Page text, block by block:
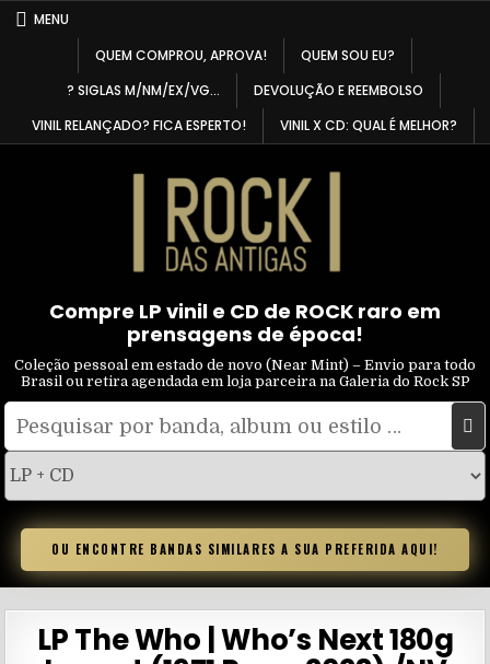
SkipMENU
QUEM COMPROU, APROVA!
QUEM SOU EU?
? SIGLAS M/NM/EX/VG…
DEVOLUÇÃO E REEMBOLSO
VINIL RELANÇADO? FICA ESPERTO!
VINIL X CD: QUAL É MELHOR?
Compre LP vinil e CD de ROCK raro em
prensagens de época!
Coleção pessoal em estado de novo (Near Mint) – Envio para todo
Brasil ou retira agendada em loja parceira na Galeria do Rock SP
Pesquisar
tipo
OU ENCONTRE BANDAS SIMILARES A SUA PREFERIDA AQUI!
LP The Who | Who’s Next 180g